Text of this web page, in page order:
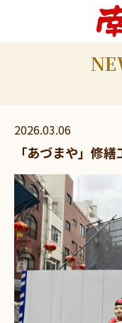
2026.03.06
「あづまや」修